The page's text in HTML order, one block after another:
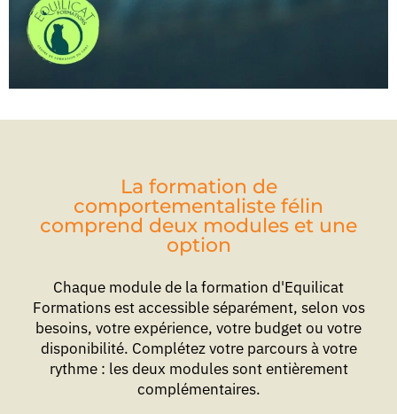
La formation de
comportementaliste félin
comprend deux modules et une
option
Chaque module de la formation d'Equilicat
Formations est accessible séparément, selon vos
besoins, votre expérience, votre budget ou votre
disponibilité. Complétez votre parcours à votre
rythme : les deux modules sont entièrement
complémentaires.